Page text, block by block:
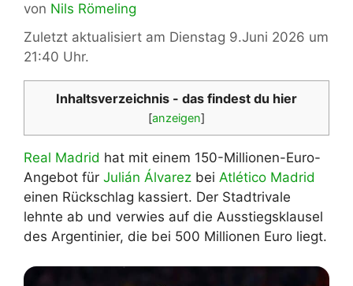
von Nils Römeling
Zuletzt aktualisiert am Dienstag 9.Juni 2026 um
21:40 Uhr.
Inhaltsverzeichnis - das findest du hier
[anzeigen]
Real Madrid hat mit einem 150-Millionen-Euro-
Angebot für Julián Álvarez bei Atlético Madrid
einen Rückschlag kassiert. Der Stadtrivale
lehnte ab und verwies auf die Ausstiegsklausel
des Argentinier, die bei 500 Millionen Euro liegt.